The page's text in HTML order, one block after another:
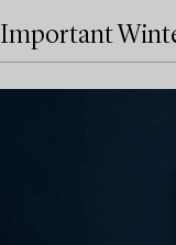
Important